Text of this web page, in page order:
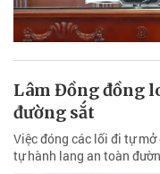
Lâm Đồng đồng
đường sắt
Việc đóng các lối đi tự
tự hành lang an toàn